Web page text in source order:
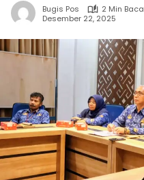
Bugis Pos
2 Min Baca
Desember 22, 2025